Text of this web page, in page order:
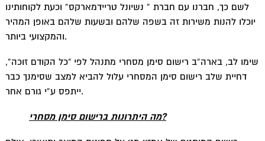
לשם כך, חברנו עם חברת ” נשיונל טריידמארקס” וכעת לקוחותינו
יוכלו להנות משירות זה בשפה שלהם ובשעות שלהם באופן המהיר
והמקצועי ביותר.
שימו לב, בארה”ב רישום סימן מסחרי מתנהל לפי “כל הקודם זוכה”,
דחיית שלב רישום סימן המסחרי עלול להביא למצב שסימנך כבר
ייתפס ע”י גורם אחר.
מה היתרונות ברישום סימן מסחרי?